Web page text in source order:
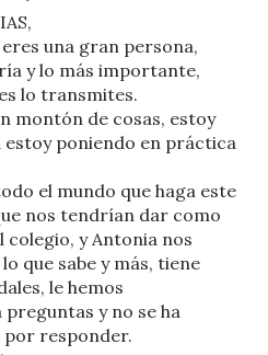
una gran persona,
y lo más importante,
lo transmites.
montón de cosas, estoy
estoy poniendo en práctica
el mundo que haga este
nos tendrían dar como
colegio, y Antonia nos
que sabe y más, tiene
le hemos
y no se ha
por responder.